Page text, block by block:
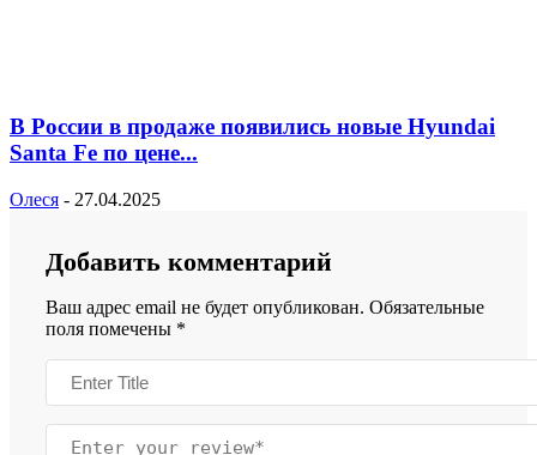
В России в продаже появились новые Hyundai
Santa Fe по цене...
Олеся - 27.04.2025
Добавить комментарий
Ваш адрес email не будет опубликован. Обязательные
поля помечены *